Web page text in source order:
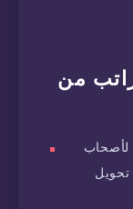
من
لأصحاب